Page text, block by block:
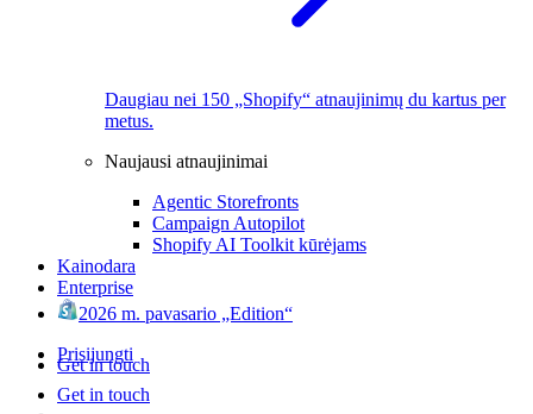
Daugiau nei 150 „Shopify“ atnaujinimų du kartus per
metus.
Naujausi atnaujinimai
Agentic Storefronts
Campaign Autopilot
Shopify AI Toolkit kūrėjams
Kainodara
Enterprise
2026 m. pavasario „Edition“
Prisijungti
Get in touch
Get in touch